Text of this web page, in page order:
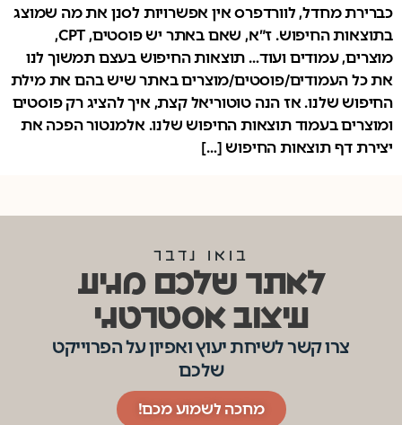
כברירת מחדל, לוורדפרס אין אפשרויות לסנן את מה שמוצג
בתוצאות החיפוש. ז״א, שאם באתר יש פוסטים, CPT,
מוצרים, עמודים ועוד… תוצאות החיפוש בעצם תמשוך לנו
את כל העמודים/פוסטים/מוצרים באתר שיש בהם את מילת
החיפוש שלנו. אז הנה טוטוריאל קצת, איך להציג רק פוסטים
ומוצרים בעמוד תוצאות החיפוש שלנו. אלמנטור הפכה את
יצירת דף תוצאות החיפוש […]
בואו נדבר
לאתר שלכם מגיע
עיצוב אסטרטגי
צרו קשר לשיחת יעוץ ואפיון על הפרוייקט
שלכם
מחכה לשמוע מכם!